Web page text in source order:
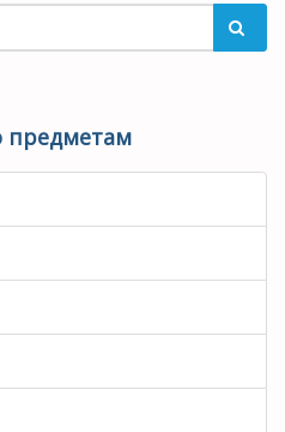
предметам